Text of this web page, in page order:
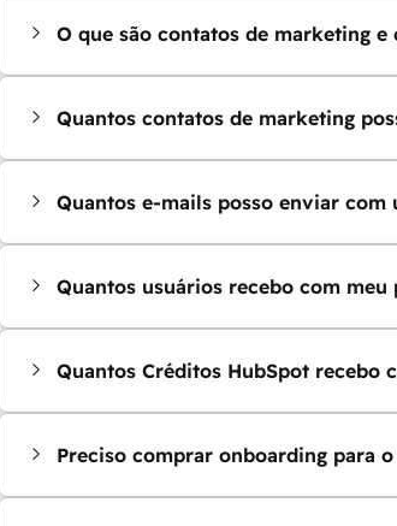
O que são contatos de marketing
Quantos contatos de marketing
Quantos e-mails posso enviar com
Quantos usuários recebo com meu
Quantos Créditos HubSpot recebo
Preciso comprar onboarding para